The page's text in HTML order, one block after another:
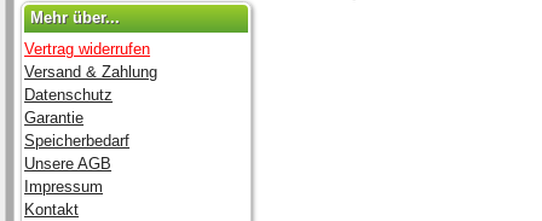
Mehr über...
Vertrag widerrufen
Versand & Zahlung
Datenschutz
Garantie
Speicherbedarf
Unsere AGB
Impressum
Kontakt